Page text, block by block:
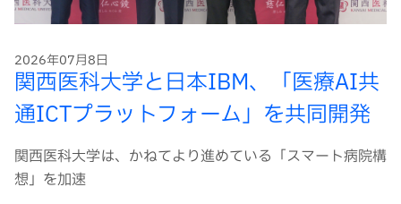
2026年07月8日
関西医科大学と日本IBM、「医療AI共
通ICTプラットフォーム」を共同開発
関西医科大学は、かねてより進めている「スマート病院構
想」を加速